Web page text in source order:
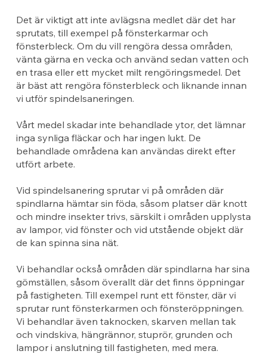
Det är viktigt att inte avlägsna medlet där det har
sprutats, till exempel på fönsterkarmar och
fönsterbleck. Om du vill rengöra dessa områden,
vänta gärna en vecka och använd sedan vatten och
en trasa eller ett mycket milt rengöringsmedel. Det
är bäst att rengöra fönsterbleck och liknande innan
vi utför spindelsaneringen.
Vårt medel skadar inte behandlade ytor, det lämnar
inga synliga fläckar och har ingen lukt. De
behandlade områdena kan användas direkt efter
utfört arbete.
Vid spindelsanering sprutar vi på områden där
spindlarna hämtar sin föda, såsom platser där knott
och mindre insekter trivs, särskilt i områden upplysta
av lampor, vid fönster och vid utstående objekt där
de kan spinna sina nät.
Vi behandlar också områden där spindlarna har sina
gömställen, såsom överallt där det finns öppningar
på fastigheten. Till exempel runt ett fönster, där vi
sprutar runt fönsterkarmen och fönsteröppningen.
Vi behandlar även taknocken, skarven mellan tak
och vindskiva, hängrännor, stuprör, grunden och
lampor i anslutning till fastigheten, med mera.